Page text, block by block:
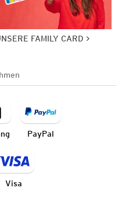
FAMILY CARD
PayPal
Visa